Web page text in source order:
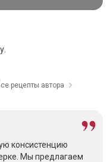
рецепты автора
консистенцию
Мы предлагаем